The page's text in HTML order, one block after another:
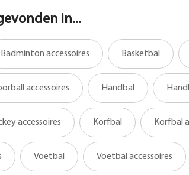
in...
Badminton accessoires Basketbal
accessoires Handbal
accessoires Korfbal Korfbal
Voetbal Voetbal accessoires